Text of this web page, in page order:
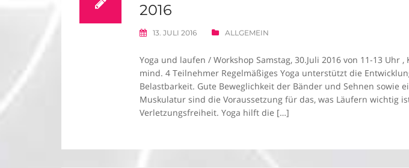
2016
13. JULI 2016 ALLGEMEIN
Yoga und laufen / Workshop Samstag, 30.Juli 2016 von 11-13 Uhr
mind. 4 Teilnehmer Regelmäßiges Yoga unterstützt die
Belastbarkeit. Gute Beweglichkeit der Bänder und Sehnen sowie
Muskulatur sind die Voraussetzung für das, was Läufern wichtig
Verletzungsfreiheit. Yoga hilft die […]